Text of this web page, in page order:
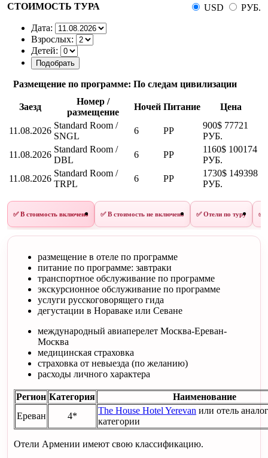
СТОИМОСТЬ ТУРА
USD
РУБ.
Дата:
Взрослых:
Детей:
Размещение по программе: По следам цивилизации
Заезд
Номер /
размещение
Ночей Питание Цена
11.08.2026
Standard Room /
SNGL
6 PP
900$ 77721
РУБ.
11.08.2026
Standard Room /
DBL
6 PP
1160$ 100174
РУБ.
11.08.2026
Standard Room /
TRPL
6 PP
1730$ 149398
РУБ.
✅ В стоимость включено ✅ В стоимость не включено ✅ Отели по туру ✅
размещение в отеле по программе
питание по программе: завтраки
транспортное обслуживание по программе
экскурсионное обслуживание по программе
услуги русскоговорящего гида
дегустации в Нораваке или Севане
международный авиаперелет Москва-Ереван-
Москва
медицинская страховка
страховка от невыезда (по желанию)
расходы личного характера
Регион Категория
Наименование
Ереван
4*
The House Hotel Yerevan или отель
категории
Отели Армении имеют свою классификацию.